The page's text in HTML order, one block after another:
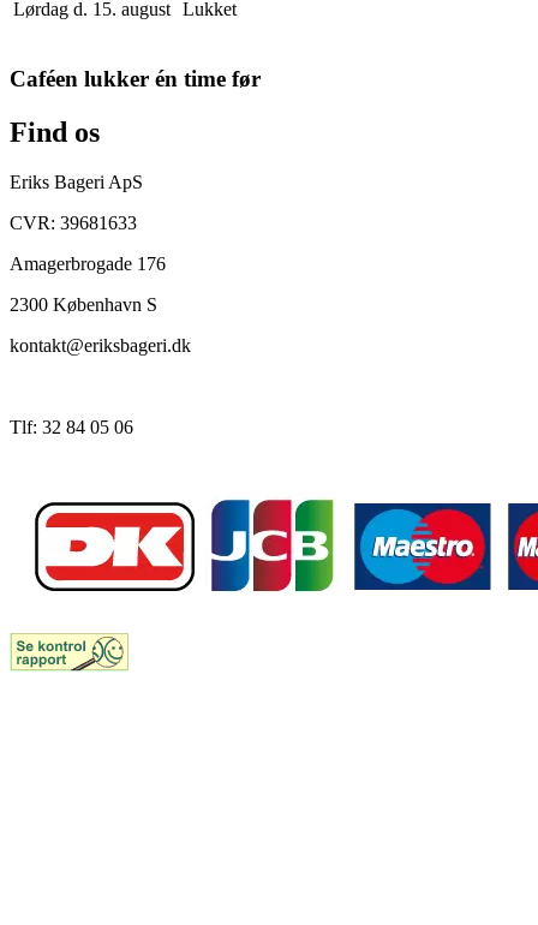
Lørdag d. 15. august Lukket
Caféen lukker én time før
Find os
Eriks Bageri ApS
CVR: 39681633
Amagerbrogade 176
2300 København S
kontakt@eriksbageri.dk
Tlf: 32 84 05 06